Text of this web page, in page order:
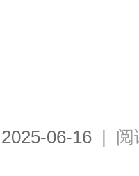
2025-06-16 | 阅